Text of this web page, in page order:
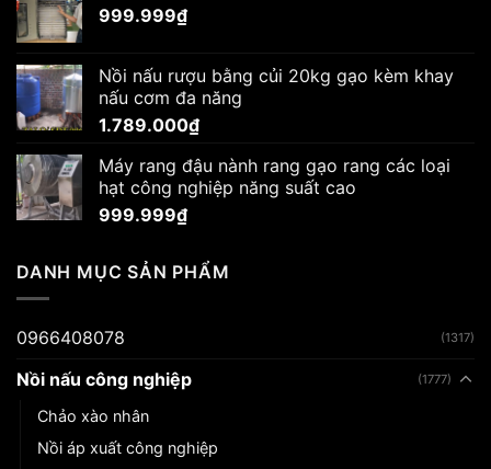
999.999₫
Nồi nấu rượu bằng củi 20kg gạo kèm khay
nấu cơm đa năng
1.789.000₫
Máy rang đậu nành rang gạo rang các loại
hạt công nghiệp năng suất cao
999.999₫
DANH MỤC SẢN PHẨM
0966408078 (1317)
Nồi nấu công nghiệp (1777)
Chảo xào nhân
Nồi áp xuất công nghiệp